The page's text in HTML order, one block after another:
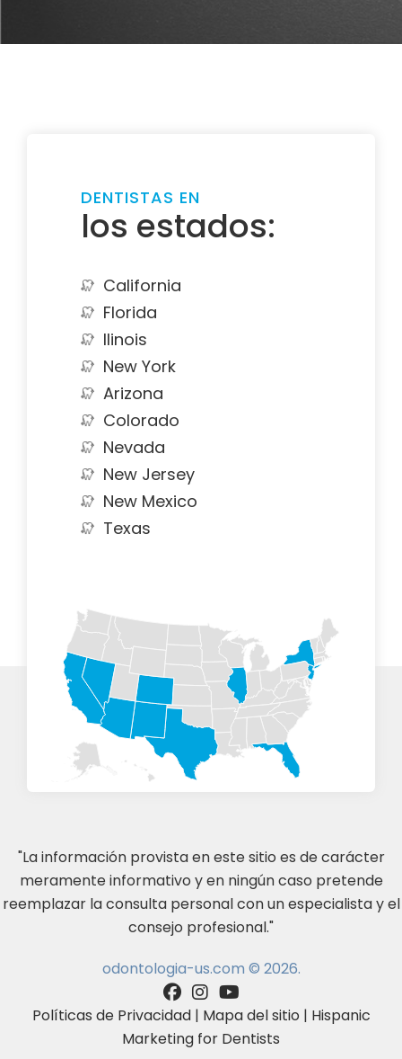
DENTISTAS EN
los estados:
California
Florida
Ilinois
New York
Arizona
Colorado
Nevada
New Jersey
New Mexico
Texas
"La información provista en este sitio es de carácter
meramente informativo y en ningún caso pretende
reemplazar la consulta personal con un especialista y el
consejo profesional."
odontologia-us.com © 2026.
Políticas de Privacidad| Mapa del sitio | Hispanic
Marketing for Dentists